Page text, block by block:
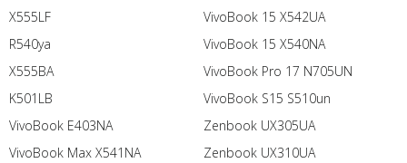
X555LF
R540ya
X555BA
K501LB
VivoBook 15 X542UA
VivoBook 15 X540NA
VivoBook Pro 17 N705UN
VivoBook S15 S510un
VivoBook E403NA
VivoBook Max X541NA
Zenbook UX305UA
Zenbook UX310UA